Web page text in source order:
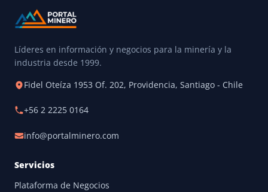
Líderes en información y negocios para la minería y la
industria desde 1999.
Fidel Oteíza 1953 Of. 202, Providencia, Santiago - Chile
+56 2 2225 0164
info@portalminero.com
Servicios
Plataforma de Negocios